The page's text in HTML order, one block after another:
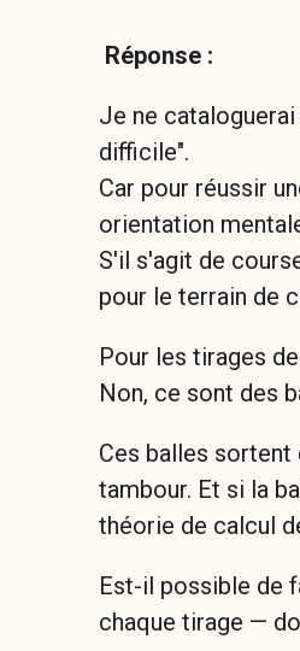
Réponse :
Je ne
difficile".
Car pour réussir
orientation
S'il s'agit de
pour le terrain de
Pour les tirages
Non, ce sont des
Ces balles
tambour. Et si la
théorie de calcul
Est-il possible de
chaque tirage —